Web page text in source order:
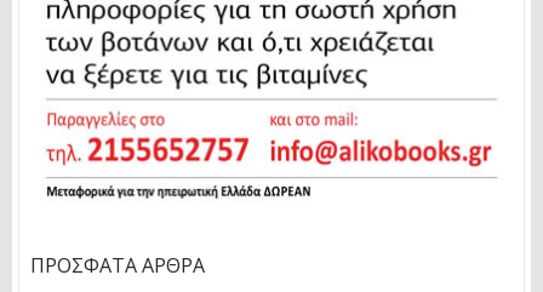
ΠΡΌΣΦΑΤΑ ΆΡΘΡΑ